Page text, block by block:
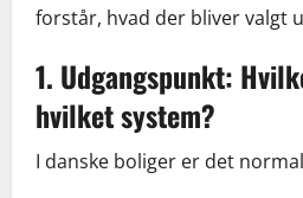
forstår, hvad der bliver valgt
1. Udgangspunkt:
hvilket system?
I danske boliger er det